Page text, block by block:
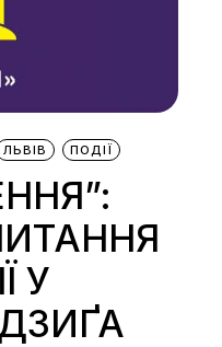
ЛЬВІВ ПОДІЇ
У